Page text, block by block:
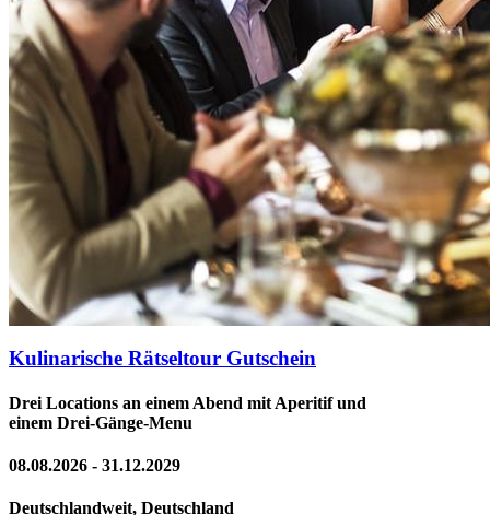
Kulinarische Rätseltour Gutschein
Drei Locations an einem Abend mit Aperitif und
einem Drei-Gänge-Menu
08.08.2026 - 31.12.2029
Deutschlandweit, Deutschland